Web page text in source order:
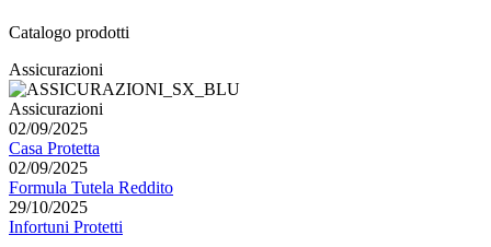
Catalogo prodotti
Assicurazioni
Assicurazioni
02/09/2025
Casa Protetta
02/09/2025
Formula Tutela Reddito
29/10/2025
Infortuni Protetti